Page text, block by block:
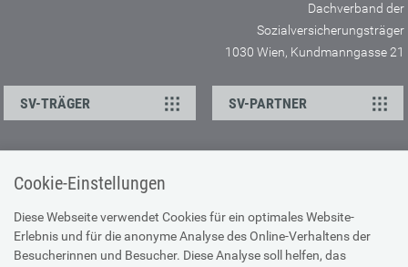
Cookie-Einstellungen
Diese Webseite verwendet Cookies für ein optimales Website-
Erlebnis und für die anonyme Analyse des Online-Verhaltens der
Besucherinnen und Besucher. Diese Analyse soll helfen, das
Dachverband der
Sozialversicherungsträger
1030 Wien, Kundmanngasse 21
SV-TRÄGER SV-PARTNER
ÜBER UNS
Offene Stellen
Presse
Browser-Info & Sicherheit
Hilfe zur Suche